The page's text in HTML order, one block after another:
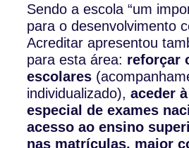
Sendo a escola “um
para o desenvolvimento
Acreditar apresentou
para esta área: reforçar
escolares
individualizado),aceder
especial de exames
acesso ao ensino
nas matrículas, maior